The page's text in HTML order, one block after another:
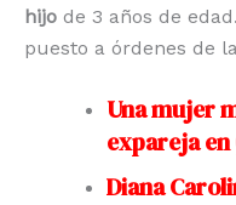
hijo de 3 años de
puesto a órdenes de la
Una mujer
expareja
Diana